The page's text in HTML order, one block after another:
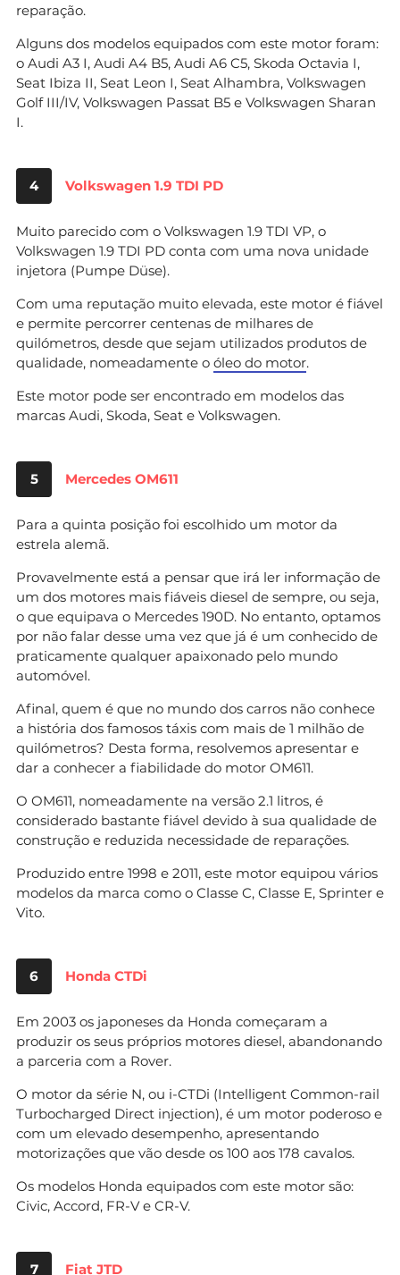
reparação.
Alguns dos modelos equipados com este motor foram:
o Audi A3 I, Audi A4 B5, Audi A6 C5, Skoda Octavia I,
Seat Ibiza II, Seat Leon I, Seat Alhambra, Volkswagen
Golf III/IV, Volkswagen Passat B5 e Volkswagen Sharan
I.
4 Volkswagen 1.9 TDI PD
Muito parecido com o Volkswagen 1.9 TDI VP, o
Volkswagen 1.9 TDI PD conta com uma nova unidade
injetora (Pumpe Düse).
Com uma reputação muito elevada, este motor é fiável
e permite percorrer centenas de milhares de
quilómetros, desde que sejam utilizados produtos de
qualidade, nomeadamente o óleo do motor.
Este motor pode ser encontrado em modelos das
marcas Audi, Skoda, Seat e Volkswagen.
5 Mercedes OM611
Para a quinta posição foi escolhido um motor da
estrela alemã.
Provavelmente está a pensar que irá ler informação de
um dos motores mais fiáveis diesel de sempre, ou seja,
o que equipava o Mercedes 190D. No entanto, optamos
por não falar desse uma vez que já é um conhecido de
praticamente qualquer apaixonado pelo mundo
automóvel.
Afinal, quem é que no mundo dos carros não conhece
a história dos famosos táxis com mais de 1 milhão de
quilómetros? Desta forma, resolvemos apresentar e
dar a conhecer a fiabilidade do motor OM611.
O OM611, nomeadamente na versão 2.1 litros, é
considerado bastante fiável devido à sua qualidade de
construção e reduzida necessidade de reparações.
Produzido entre 1998 e 2011, este motor equipou vários
modelos da marca como o Classe C, Classe E, Sprinter e
Vito.
6 Honda CTDi
Em 2003 os japoneses da Honda começaram a
produzir os seus próprios motores diesel, abandonando
a parceria com a Rover.
O motor da série N, ou i-CTDi (Intelligent Common-rail
Turbocharged Direct injection), é um motor poderoso e
com um elevado desempenho, apresentando
motorizações que vão desde os 100 aos 178 cavalos.
Os modelos Honda equipados com este motor são:
Civic, Accord, FR-V e CR-V.
7 Fiat JTD